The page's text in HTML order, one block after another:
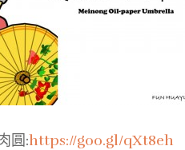
圓:https://goo.gl/qXt8eh